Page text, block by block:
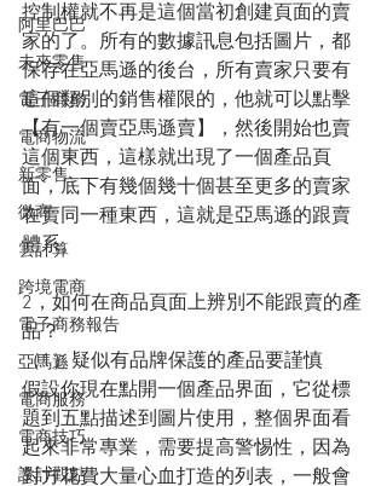
阿里巴巴
未來零售
電子商務
電商物流
新零售
微商
雲計算
跨境電商
電子商務報告
亞馬遜
電商服務
電商技巧
設計觀點
控制權就不再是這個當初創建頁面的賣
家的了。所有的數據訊息包括圖片，都
保存在亞馬遜的後台，所有賣家只要有
這個類別的銷售權限的，他就可以點擊
【有一個賣亞馬遜賣】，然後開始也賣
這個東西，這樣就出現了一個產品頁
面，底下有幾個幾十個甚至更多的賣家
在賣同一種東西，這就是亞馬遜的跟賣
體系。
2，如何在商品頁面上辨別不能跟賣的產
品？
（1）疑似有品牌保護的產品要謹慎
假設你現在點開一個產品界面，它從標
題到五點描述到圖片使用，整個界面看
起來非常專業，需要提高警惕性，因為
對方花費大量心血打造的列表，一般會